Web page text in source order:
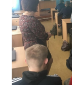
РФ
Главное
России"
Сбербанк